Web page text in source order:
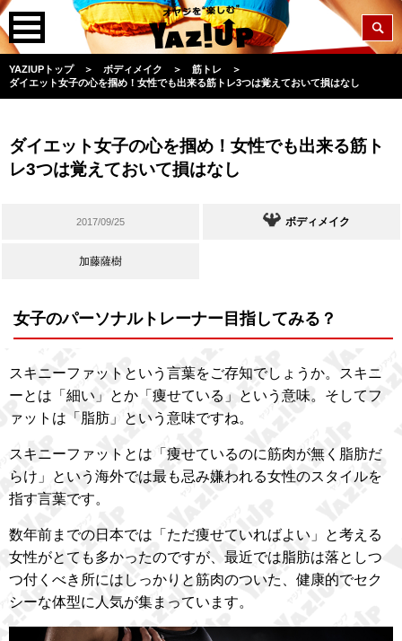
YAZIUPトップ ＞ ボディメイク ＞ 筋トレ
＞
ダイエット女子の心を掴め！女性でも出来る筋トレ3つは覚えておいて損はなし
ダイエット女子の心を掴め！女性でも出来る筋ト
レ3つは覚えておいて損はなし
2017/09/25 ボディメイク
加藤薩樹
女子のパーソナルトレーナー目指してみる？
スキニーファットという言葉をご存知でしょうか。スキニ
ーとは「細い」とか「痩せている」という意味。そしてフ
ァットは「脂肪」という意味ですね。
スキニーファットとは「痩せているのに筋肉が無く脂肪だ
らけ」という海外では最も忌み嫌われる女性のスタイルを
指す言葉です。
数年前までの日本では「ただ痩せていればよい」と考える
女性がとても多かったのですが、最近では脂肪は落としつ
つ付くべき所にはしっかりと筋肉のついた、健康的でセク
シーな体型に人気が集まっています。